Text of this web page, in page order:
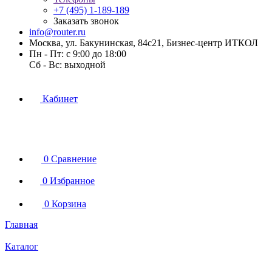
+7 (495) 1-189-189
Заказать звонок
info@router.ru
Москва, ул. Бакунинская, 84с21, Бизнес-центр ИТКОЛ
Пн - Пт: с 9:00 до 18:00
Cб - Вс: выходной
Кабинет
0 Сравнение
0 Избранное
0 Корзина
Главная
Каталог